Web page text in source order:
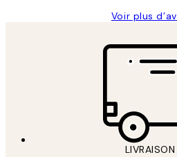
Voir plus